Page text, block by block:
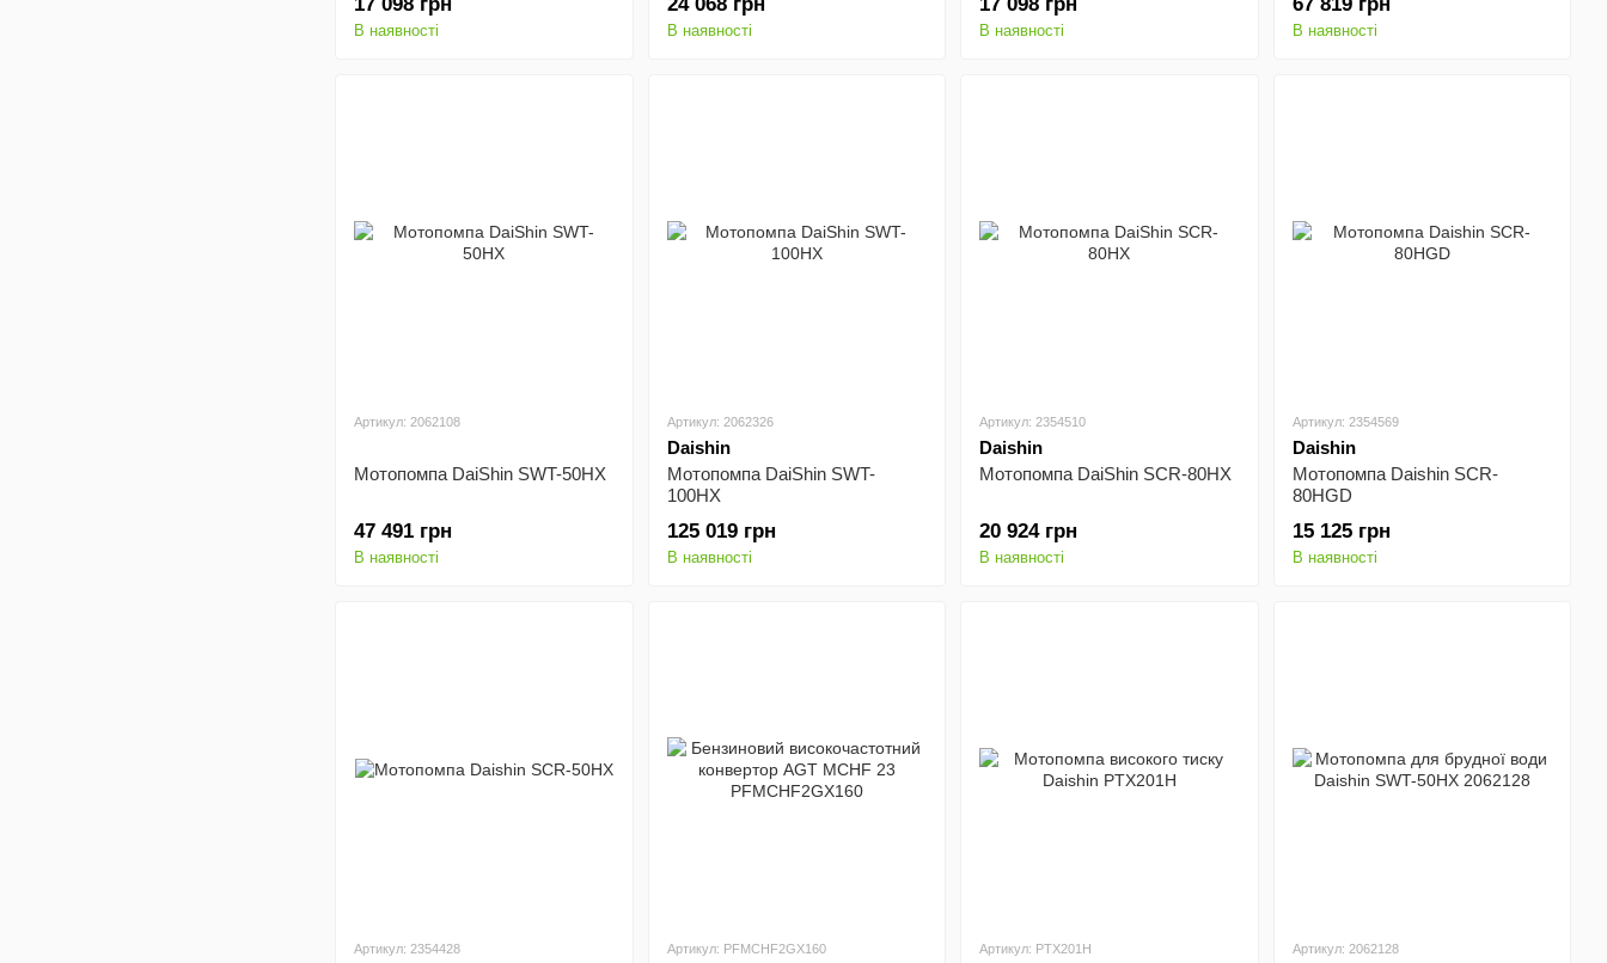
В наявності В наявності В наявності В наявності
Артикул: 2062108
Мотопомпа DaiShin SWT-50HX
47 491 грн
В наявності
Артикул: 2062326
Daishin
Мотопомпа DaiShin SWT-
100HX
125 019 грн
В наявності
Артикул: 2354510
Daishin
Мотопомпа DaiShin SCR-80HX
20 924 грн
В наявності
Артикул: 2354569
Daishin
Мотопомпа Daishin SCR-
80HGD
15 125 грн
В наявності
Артикул: 2354428 Артикул: PFMCHF2GX160 Артикул: PTX201H Артикул: 2062128